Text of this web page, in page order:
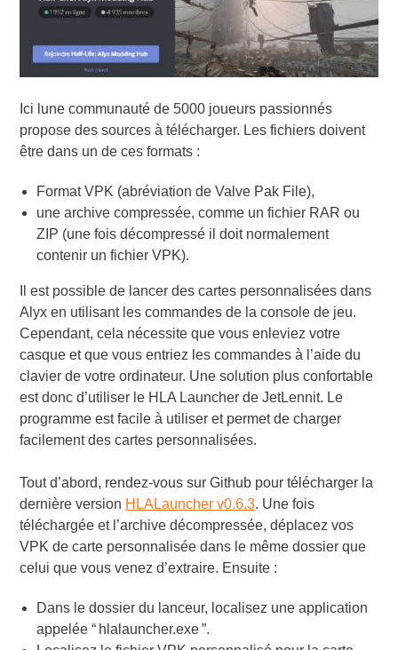
Ici lune communauté de 5000 joueurs passionnés
propose des sources à télécharger. Les fichiers doivent
être dans un de ces formats :
Format VPK (abréviation de Valve Pak File),
une archive compressée, comme un fichier RAR ou
ZIP (une fois décompressé il doit normalement
contenir un fichier VPK).
Il est possible de lancer des cartes personnalisées dans
Alyx en utilisant les commandes de la console de jeu.
Cependant, cela nécessite que vous enleviez votre
casque et que vous entriez les commandes à l’aide du
clavier de votre ordinateur. Une solution plus confortable
est donc d’utiliser le HLA Launcher de JetLennit. Le
programme est facile à utiliser et permet de charger
facilement des cartes personnalisées.
Tout d’abord, rendez-vous sur Github pour télécharger la
dernière version HLALauncher v0.6.3. Une fois
téléchargée et l’archive décompressée, déplacez vos
VPK de carte personnalisée dans le même dossier que
celui que vous venez d’extraire. Ensuite :
Dans le dossier du lanceur, localisez une application
appelée “ hlalauncher.exe”.